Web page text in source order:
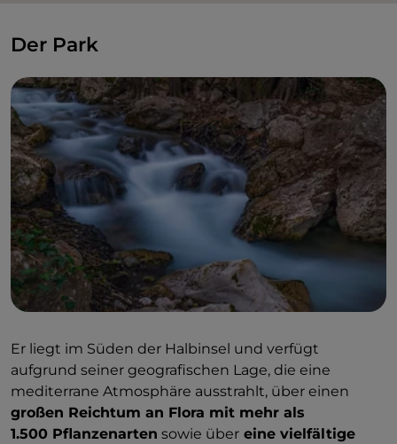
Der Park
Er liegt im Süden der Halbinsel und verfügt
aufgrund seiner geografischen Lage, die eine
mediterrane Atmosphäre ausstrahlt, über einen
großen Reichtum an Flora mit mehr als
1.500 Pflanzenarten sowie über eine vielfältige